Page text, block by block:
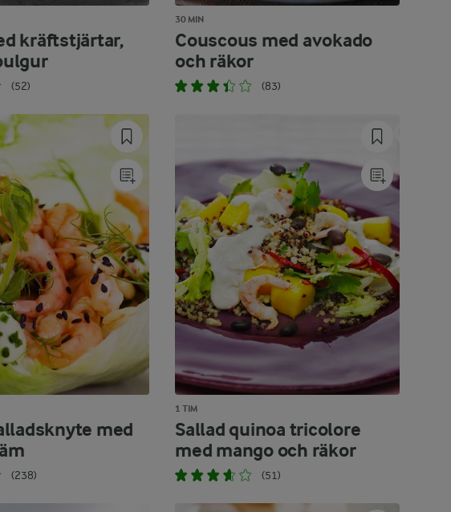
kräftstjärtar,
(52)
30 MIN
Couscous med avokado
och räkor
(83)
med
(238)
1 TIM
Sallad quinoa tricolore
med mango och räkor
(51)